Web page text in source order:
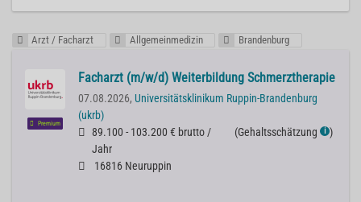
Arzt / Facharzt Allgemeinmedizin Brandenburg
Premium
Facharzt (m/w/d) Weiterbildung Schmerztherapie
07.08.2026, Universitätsklinikum Ruppin-Brandenburg
(ukrb)
89.100 - 103.200 € brutto /
Jahr
(Gehaltsschätzung ℹ )
16816 Neuruppin